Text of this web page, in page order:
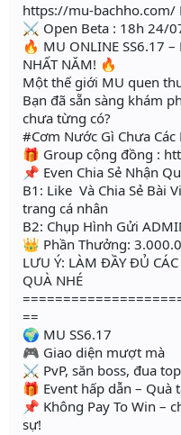
https://mu-bachho.com/
⚔ Open Beta : 18h 24/
🔥 MU ONLINE SS6.17
NHẤT NĂM! 🔥
Một thế giới MU quen
Bạn đã sẵn sàng khám
chưa từng có?
#Cơm Nước Gì Chưa
🎁 Group cộng đồng :
📌 Even Chia Sẻ Nhận
B1: Like Và Chia Sẻ Bài
trang cá nhân
B2: Chụp Hình Gửi
👑 Phần Thưởng:
LƯU Ý: LÀM ĐẦY ĐỦ
QUÀ NHÉ
==
🌍 MU SS6.17
🎮 Giao diện mượt mà
⚔️ PvP, săn boss, đua
🎁 Event hấp dẫn – Quà
📌 Không Pay To Win –
sự!